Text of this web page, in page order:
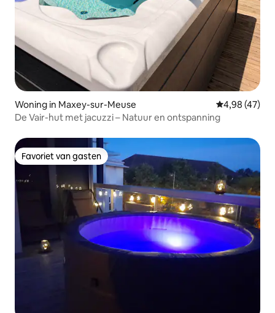
Woning in Maxey-sur-Meuse Gemiddelde
4,98 (47)
De Vair-hut met jacuzzi – Natuur en ontspanning
Favoriet van gasten
Favoriet van gasten